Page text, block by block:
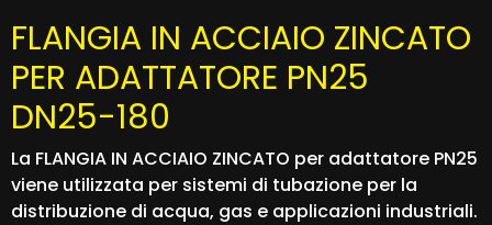
FLANGIA IN ACCIAIO ZINCATO
PER ADATTATORE PN25
DN25-180
La FLANGIA IN ACCIAIO ZINCATO per adattatore PN25
viene utilizzata per sistemi di tubazione per la
distribuzione di acqua, gas e applicazioni industriali.